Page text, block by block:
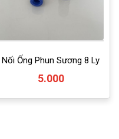
Nối Ống Phun Sương 8 Ly
5.000